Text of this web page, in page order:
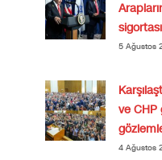
5 Ağustos
ve CHP
4 Ağustos